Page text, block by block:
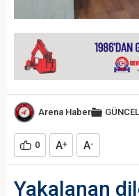
Arena Haber GÜNCEL
0 A+ A-
Yakalanan